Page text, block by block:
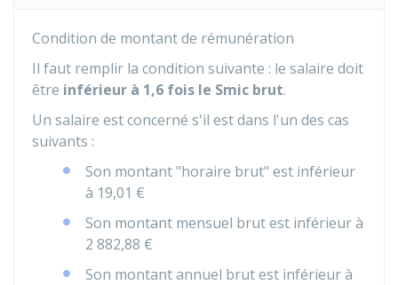
Condition de montant de rémunération
Il faut remplir la condition suivante : le salaire doit
être inférieur à 1,6 fois le Smic brut.
Un salaire est concerné s'il est dans l'un des cas
suivants :
Son montant "horaire brut" est inférieur
à 19,01 €
Son montant mensuel brut est inférieur à
2 882,88 €
Son montant annuel brut est inférieur à